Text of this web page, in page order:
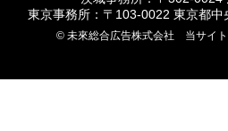
東京事務所：〒103-0022 東京都
© 未來総合広告株式会社 当サイ